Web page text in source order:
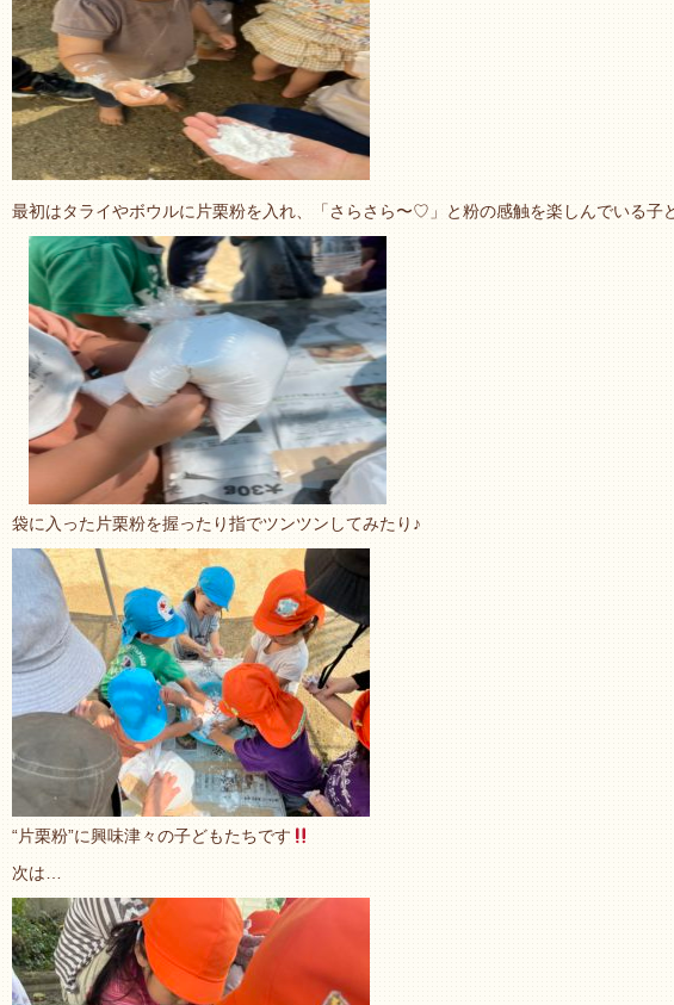
最初はタライやボウルに片栗粉を入れ、「さらさら〜♡」と粉の感触を楽しんでいる子
袋に入った片栗粉を握ったり指でツンツンしてみたり♪
“片栗粉”に興味津々の子どもたちです
次は…